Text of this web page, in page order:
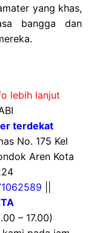
yang khas,
bangga dan
lebih lanjut
terdekat
No. 175 Kel
Aren Kota
– 17.00)